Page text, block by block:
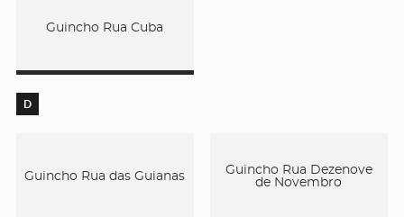
Guincho Rua Cuba
D
Guincho Rua das Guianas
Guincho Rua Dezenove
de Novembro